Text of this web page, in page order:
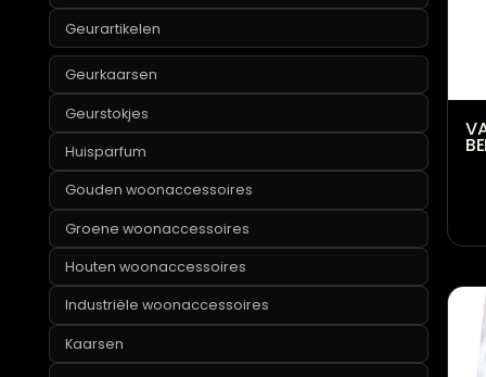
Deurknoppen
Fotolijsten
Geurartikelen
Geurkaarsen
Geurstokjes
Huisparfum
Gouden woonaccessoires
Groene woonaccessoires
Houten woonaccessoires